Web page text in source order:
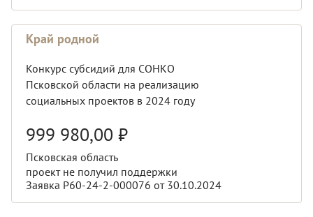
Край родной
Конкурс субсидий для СОНКО
Псковской области на реализацию
социальных проектов в 2024 году
999 980,00 ₽
Псковская область
проект не получил поддержки
Заявка Р60-24-2-000076 от 30.10.2024